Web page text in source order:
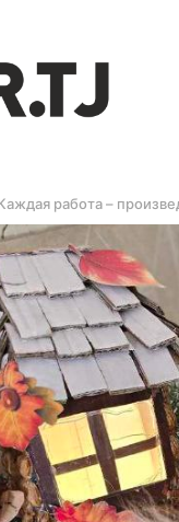
работа –